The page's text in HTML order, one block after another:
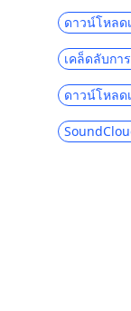
เพลงใด
วิธีดาวน์
วิธีที่ดีที่สุ
ดาวน์โหลด
เคล็ดลับกา
ดาวน์โหลด